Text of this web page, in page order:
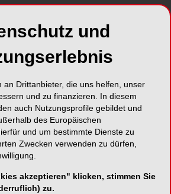
On Coaching
und
an Drittanbieter, die uns helfen, unser
und zu finanzieren. In diesem
auch Nutzungsprofile gebildet und
des Europäischen
und um bestimmte Dienste zu
Zwecken verwenden zu dürfen,
akzeptieren" klicken, stimmen Sie
zu.